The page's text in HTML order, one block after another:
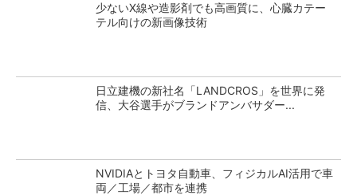
少ないX線や造影剤でも高画質に、心臓カテー
テル向けの新画像技術
日立建機の新社名「LANDCROS」を世界に発
信、大谷選手がブランドアンバサダー...
NVIDIAとトヨタ自動車、フィジカルAI活用で車
両／工場／都市を連携